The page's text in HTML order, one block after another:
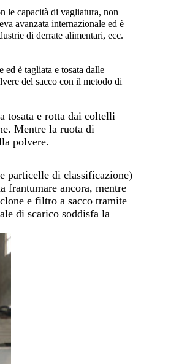
le capacità di vagliatura, non
avanzata internazionale ed è
di derrate alimentari, ecc.
ed è tagliata e tosata dalle
del sacco con il metodo di
tosata e rotta dai coltelli
Mentre la ruota di
polvere.
particelle di classificazione)
frantumare ancora, mentre
e filtro a sacco tramite
di scarico soddisfa la